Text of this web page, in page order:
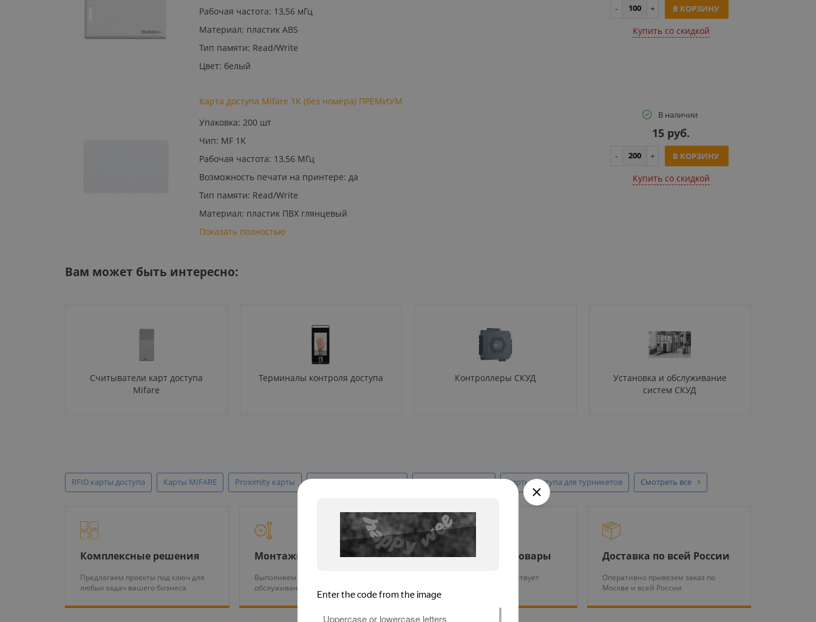
Рабочая частота: 13,56 мГц
Материал: пластик ABS
Тип памяти: Read/Write
Цвет: белый
В КОРЗИНУ
Купить cо скидкой
Карта доступа Mifare 1K (без номера) ПРЕМИУМ
Упаковка: 200 шт
Чип: MF 1K
Рабочая частота: 13,56 МГц
Возможность печати на принтере: да
Тип памяти: Read/Write
Материал: пластик ПВХ глянцевый
Показать полностью
В наличии
15 руб.
В КОРЗИНУ
Купить cо скидкой
Вам может быть интересно:
Считыватели карт доступа
Mifare
Терминалы контроля доступа Контроллеры СКУД
Установка и обслуживание
систем СКУД
RFID карты доступа Карты MIFARE Proximity карты Идентификаторы СКУД Карты CLAMSHELL Карты доступа для турникетов Смотреть все
Комплексные решения
Предлагаем проекты под ключ для
любых задач вашего бизнеса
Монтажные работы
Выполняем монтаж и тех.
обслуживание оборудования
Гарантия на все товары
На нашу продукцию действует
Доставка по всей России
Оперативно привезем заказ по
Москве и всей России